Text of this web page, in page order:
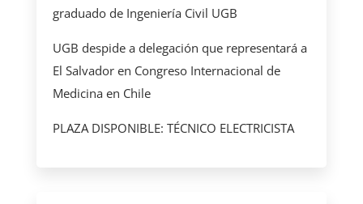
graduado de Ingeniería Civil UGB
UGB despide a delegación que representará a
El Salvador en Congreso Internacional de
Medicina en Chile
PLAZA DISPONIBLE: TÉCNICO ELECTRICISTA